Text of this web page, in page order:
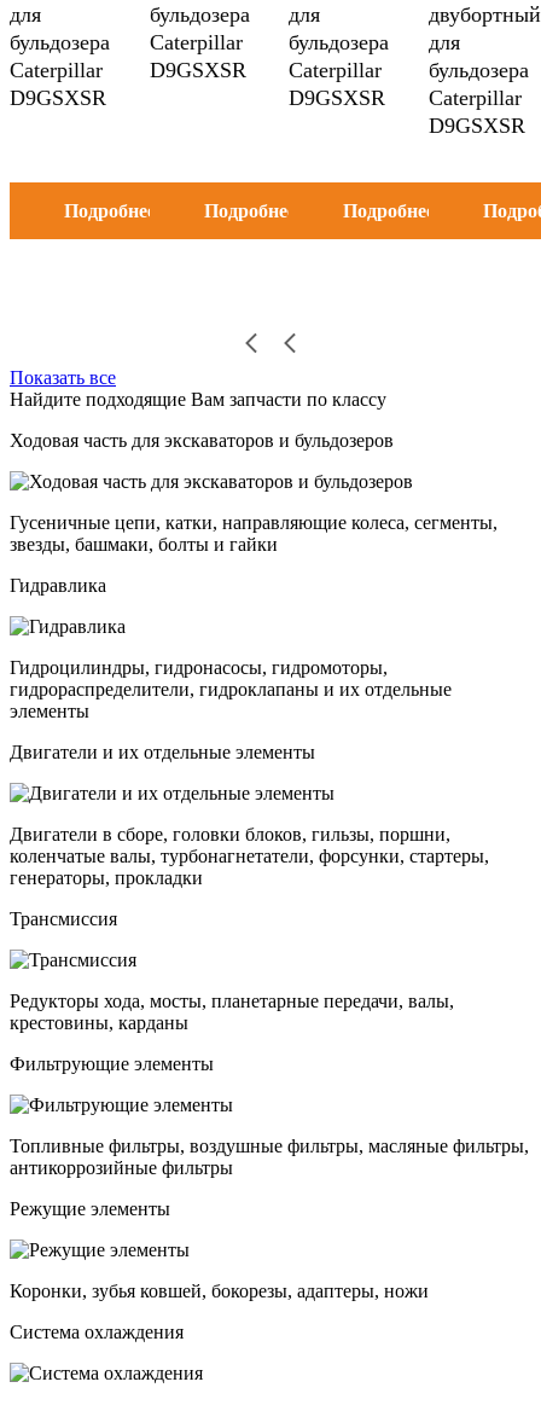
для
бульдозера
Caterpillar
D9GSXSR
Подробнее
бульдозера
Caterpillar
D9GSXSR
Подробнее
для
бульдозера
Caterpillar
D9GSXSR
Подробнее
двубортный
для
бульдозера
Caterpillar
D9GSXSR
Показать все
Найдите подходящие Вам запчасти по классу
Ходовая часть для экскаваторов и бульдозеров
Гусеничные цепи, катки, направляющие колеса, сегменты,
звезды, башмаки, болты и гайки
Гидравлика
Гидроцилиндры, гидронасосы, гидромоторы,
гидрораспределители, гидроклапаны и их отдельные
элементы
Двигатели и их отдельные элементы
Двигатели в сборе, головки блоков, гильзы, поршни,
коленчатые валы, турбонагнетатели, форсунки, стартеры,
генераторы, прокладки
Трансмиссия
Редукторы хода, мосты, планетарные передачи, валы,
крестовины, карданы
Фильтрующие элементы
Топливные фильтры, воздушные фильтры, масляные фильтры,
антикоррозийные фильтры
Режущие элементы
Коронки, зубья ковшей, бокорезы, адаптеры, ножи
Система охлаждения